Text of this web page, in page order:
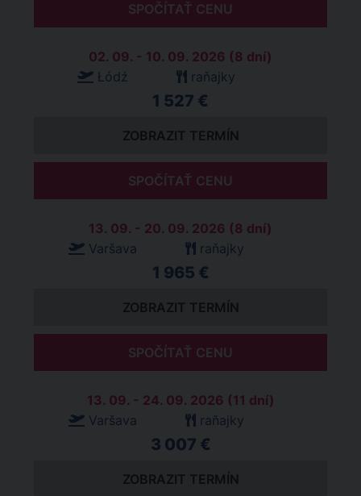
SPOČÍTAŤ CENU
02. 09. - 10. 09. 2026 (8 dní)
Łódź
raňajky
1 527 €
ZOBRAZIT TERMÍN
SPOČÍTAŤ CENU
13. 09. - 20. 09. 2026 (8 dní)
Varšava
raňajky
1 965 €
ZOBRAZIT TERMÍN
SPOČÍTAŤ CENU
13. 09. - 24. 09. 2026 (11 dní)
Varšava
raňajky
3 007 €
ZOBRAZIT TERMÍN